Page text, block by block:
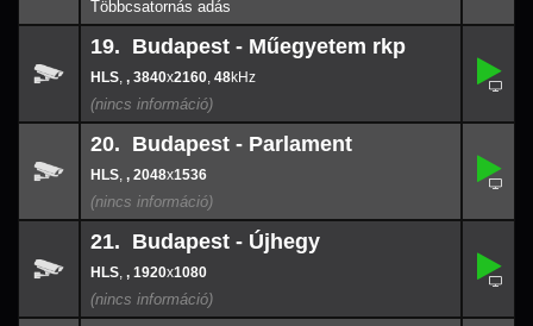
19.
19. Budapest - Műegyetem rkp
, , 3840x2160, 48
3840x
20.
20. Budapest - Parlament
, , 2048x1536
,
2048x
21.
21. Budapest - Újhegy
, , 1920x1080
,
1920x